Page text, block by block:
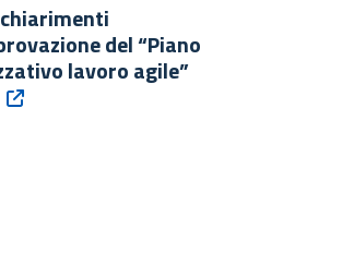
del “Piano
lavoro agile”